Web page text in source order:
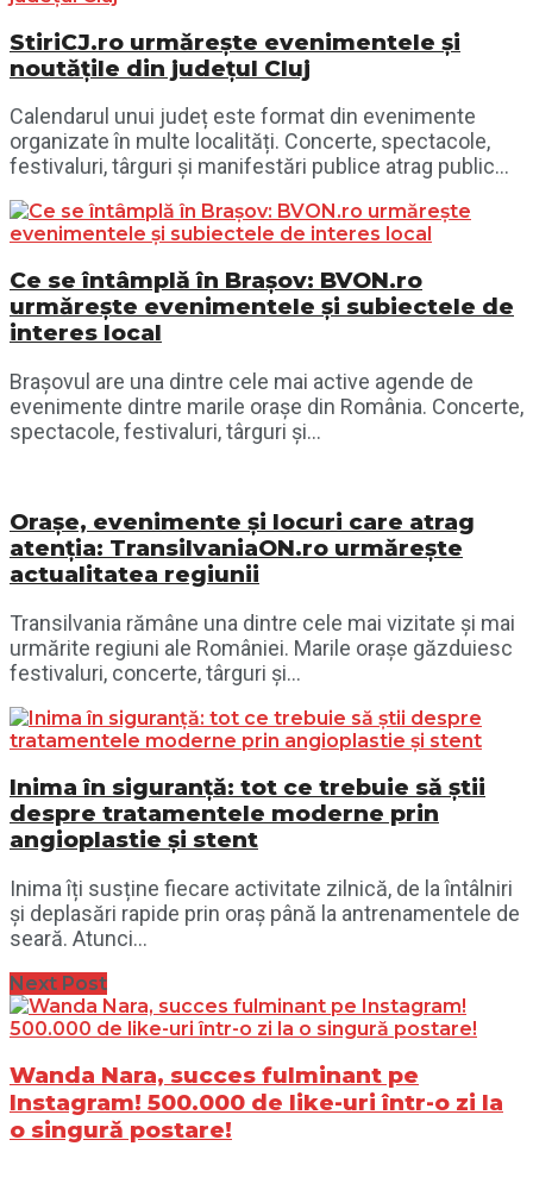
StiriCJ.ro urmărește evenimentele și
noutățile din județul Cluj
Calendarul unui județ este format din evenimente
organizate în multe localități. Concerte, spectacole,
festivaluri, târguri și manifestări publice atrag public...
Ce se întâmplă în Brașov: BVON.ro
urmărește evenimentele și subiectele de
interes local
Brașovul are una dintre cele mai active agende de
evenimente dintre marile orașe din România. Concerte,
spectacole, festivaluri, târguri și...
Orașe, evenimente și locuri care atrag
atenția: TransilvaniaON.ro urmărește
actualitatea regiunii
Transilvania rămâne una dintre cele mai vizitate și mai
urmărite regiuni ale României. Marile orașe găzduiesc
festivaluri, concerte, târguri și...
Inima în siguranță: tot ce trebuie să știi
despre tratamentele moderne prin
angioplastie și stent
Inima îți susține fiecare activitate zilnică, de la întâlniri
și deplasări rapide prin oraș până la antrenamentele de
seară. Atunci...
Next Post
Wanda Nara, succes fulminant pe
Instagram! 500.000 de like-uri într-o zi la
o singură postare!